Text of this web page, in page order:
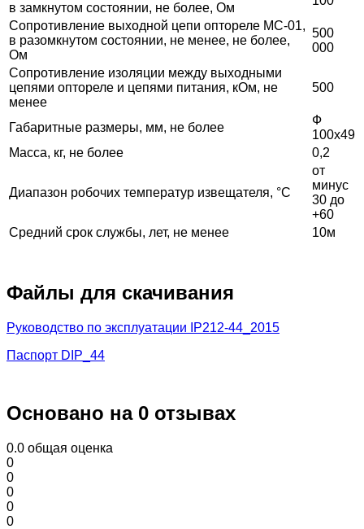
в замкнутом состоянии, не более, Ом
Сопротивление выходной цепи оптореле МС-01,
в разомкнутом состоянии, не менее, не более,
Ом
500
000
Сопротивление изоляции между выходными
цепями оптореле и цепями питания, кОм, не
менее
500
Габаритные размеры, мм, не более
Ф
100х49
Масса, кг, не более
0,2
Диапазон робочих температур извещателя, °С
от
минус
30 до
+60
Средний срок службы, лет, не менее
10м
Файлы для скачивания
Руководство по эксплуатации IP212-44_2015
Паспорт DIP_44
Основано на 0 отзывах
0.0 общая оценка
0
0
0
0
0